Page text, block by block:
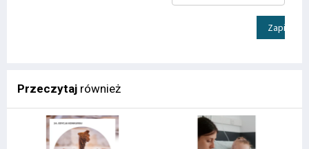
Zapisz
Przeczytaj również